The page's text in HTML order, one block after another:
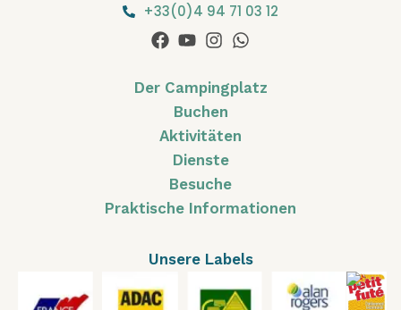
+33(0)4 94 71 03 12
Der Campingplatz
Buchen
Aktivitäten
Dienste
Besuche
Praktische Informationen
Unsere Labels